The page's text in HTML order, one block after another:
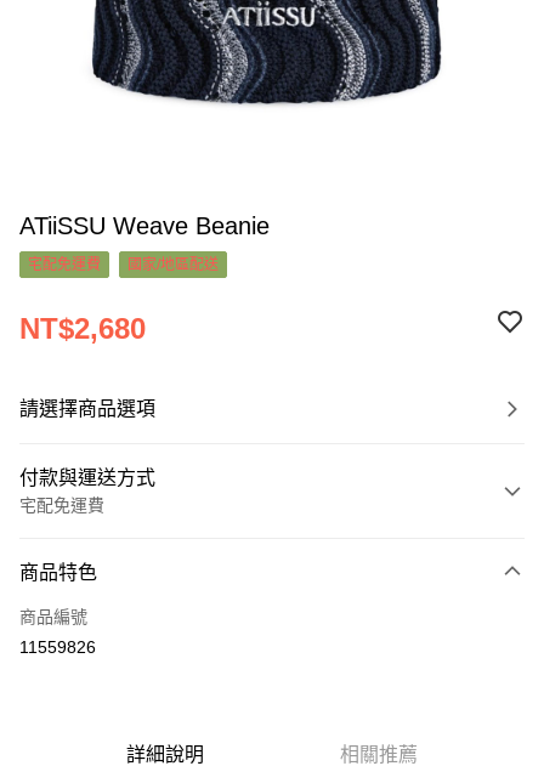
ATiiSSU Weave Beanie
宅配免運費 國家/地區配送
NT$2,680
請選擇商品選項
付款與運送方式
宅配免運費
信用卡一次付款
超商取貨付款
商品特色
商品編號
11559826
詳細說明 相關推薦